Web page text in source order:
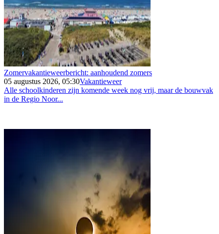
Zomervakantieweerbericht: aanhoudend zomers
05 augustus 2026, 05:30Vakantieweer
Alle schoolkinderen zijn komende week nog vrij, maar de bouwvak
in de Regio Noor...